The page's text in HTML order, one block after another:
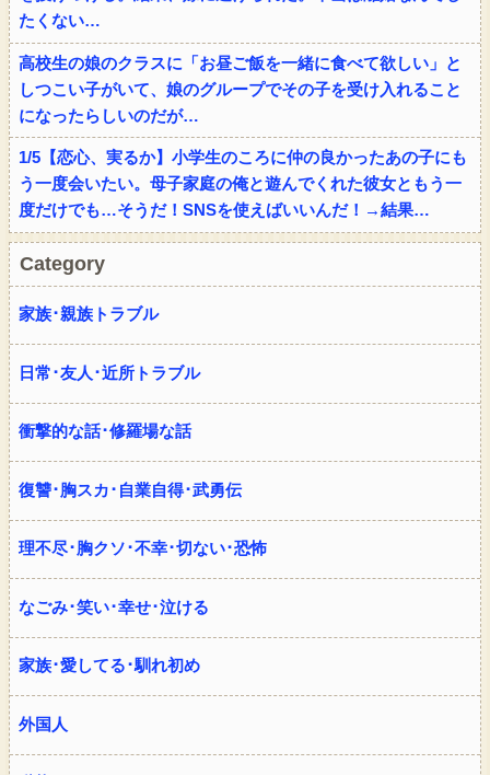
たくない…
高校生の娘のクラスに「お昼ご飯を一緒に食べて欲しい」と
しつこい子がいて、娘のグループでその子を受け入れること
になったらしいのだが…
1/5【恋心、実るか】小学生のころに仲の良かったあの子にも
う一度会いたい。母子家庭の俺と遊んでくれた彼女ともう一
度だけでも…そうだ！SNSを使えばいいんだ！→結果…
Category
家族･親族トラブル
日常･友人･近所トラブル
衝撃的な話･修羅場な話
復讐･胸スカ･自業自得･武勇伝
理不尽･胸クソ･不幸･切ない･恐怖
なごみ･笑い･幸せ･泣ける
家族･愛してる･馴れ初め
外国人